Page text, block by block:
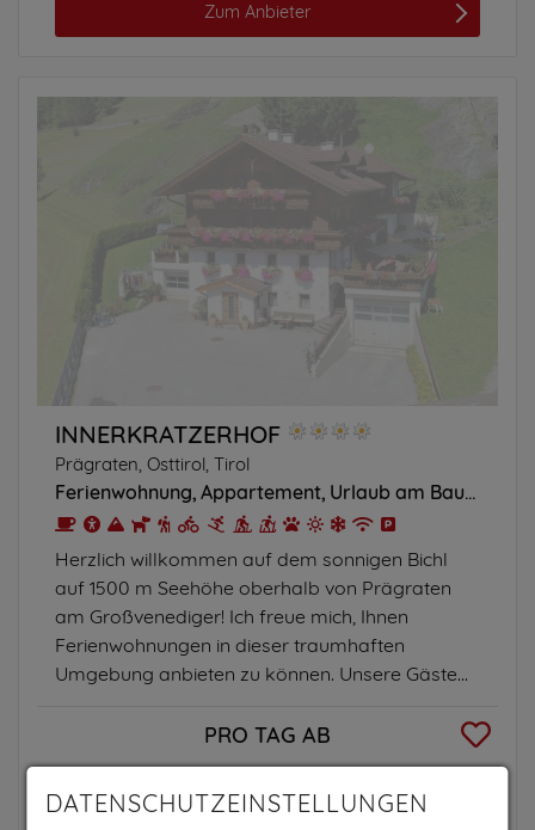
Zum Anbieter
INNERKRATZERHOF
Prägraten, Osttirol, Tirol
Ferienwohnung Appartement Urlaub am Bauernhof
Herzlich willkommen auf dem sonnigen Bichl
auf 1500 m Seehöhe oberhalb von Prägraten
am Großvenediger! Ich freue mich, Ihnen
Ferienwohnungen in dieser traumhaften
Umgebung anbieten zu können. Unsere Gäste...
PRO TAG AB
80€
DATENSCHUTZEINSTELLUNGEN